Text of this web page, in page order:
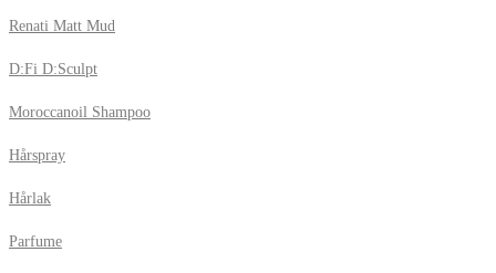
Renati Matt Mud
D:Fi D:Sculpt
Moroccanoil Shampoo
Hårspray
Hårlak
Parfume